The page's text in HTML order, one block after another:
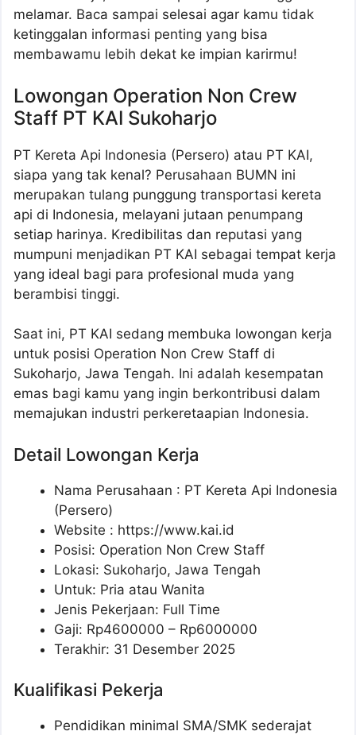
melamar. Baca sampai selesai agar kamu tidak
ketinggalan informasi penting yang bisa
membawamu lebih dekat ke impian karirmu!
Lowongan Operation Non Crew
Staff PT KAI Sukoharjo
PT Kereta Api Indonesia (Persero) atau PT KAI,
siapa yang tak kenal? Perusahaan BUMN ini
merupakan tulang punggung transportasi kereta
api di Indonesia, melayani jutaan penumpang
setiap harinya. Kredibilitas dan reputasi yang
mumpuni menjadikan PT KAI sebagai tempat kerja
yang ideal bagi para profesional muda yang
berambisi tinggi.
Saat ini, PT KAI sedang membuka lowongan kerja
untuk posisi Operation Non Crew Staff di
Sukoharjo, Jawa Tengah. Ini adalah kesempatan
emas bagi kamu yang ingin berkontribusi dalam
memajukan industri perkeretaapian Indonesia.
Detail Lowongan Kerja
Nama Perusahaan : PT Kereta Api Indonesia
(Persero)
Website : https://www.kai.id
Posisi: Operation Non Crew Staff
Lokasi: Sukoharjo, Jawa Tengah
Untuk: Pria atau Wanita
Jenis Pekerjaan: Full Time
Gaji: Rp4600000 – Rp6000000
Terakhir: 31 Desember 2025
Kualifikasi Pekerja
Pendidikan minimal SMA/SMK sederajat